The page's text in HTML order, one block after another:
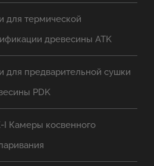
для термической
древесины ATK
для предварительной сушки
PDK
I Камеры косвенного